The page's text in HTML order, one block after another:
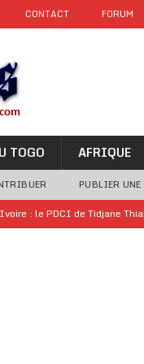
CONTACT FORUM
TOGO AFRIQUE
PUBLIER UNE
: le PDCI de Tidjane